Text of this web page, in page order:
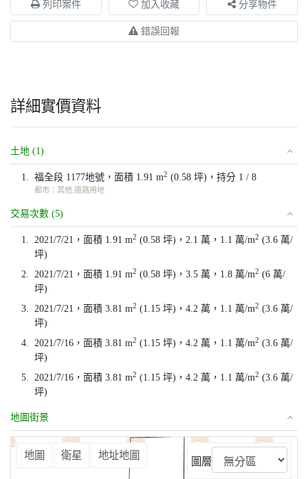
列印案件 加入收藏 分享物件
錯誤回報
詳細實價資料
土地 (1)
1. 福全段 1177地號，面積 1.91 m2 (0.58 坪)，持分 1 / 8
都市：其他:道路用地
交易次數 (5)
1. 2021/7/21，面積 1.91 m2 (0.58 坪)，2.1 萬，1.1 萬/m2 (3.6 萬/
坪)
2. 2021/7/21，面積 1.91 m2 (0.58 坪)，3.5 萬，1.8 萬/m2 (6 萬/
坪)
3. 2021/7/21，面積 3.81 m2 (1.15 坪)，4.2 萬，1.1 萬/m2 (3.6 萬/
坪)
4. 2021/7/16，面積 3.81 m2 (1.15 坪)，4.2 萬，1.1 萬/m2 (3.6 萬/
坪)
5. 2021/7/16，面積 3.81 m2 (1.15 坪)，4.2 萬，1.1 萬/m2 (3.6 萬/
坪)
地圖街景
⤢
地圖 衛星 地址地圖
圖層